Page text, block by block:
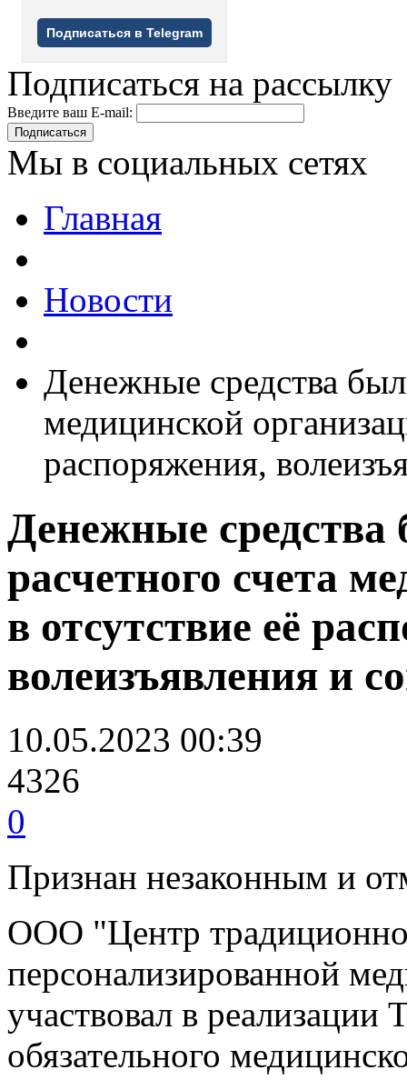
Подписаться в Telegram
Подписаться на рассылку
Введите ваш E-mail:
Подписаться
Мы в социальных сетях
Главная
Новости
Денежные средства
медицинской
распоряжения,
Денежные
расчетного счета
в отсутствие её
волеизъявления и
10.05.2023 00:39
4326
0
Признан незаконным и
ООО "Центр
персонализированной
участвовал в
обязательного